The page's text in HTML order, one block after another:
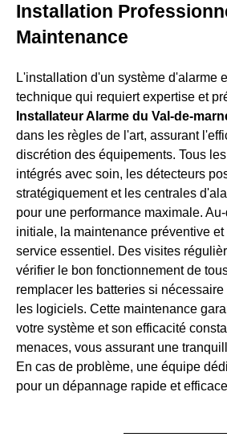
Installation
Maintenance
L'installation d'un système d'alarme
technique qui requiert expertise et
Installateur Alarme du Val-de-
dans les règles de l'art, assurant
discrétion des équipements. Tous
intégrés avec soin, les détecteurs
stratégiquement et les centrales
pour une performance maximale.
initiale, la maintenance préventive et
service essentiel. Des visites
vérifier le bon fonctionnement de
remplacer les batteries si
les logiciels. Cette maintenance
votre système et son efficacité
menaces, vous assurant une
En cas de problème, une équipe
pour un dépannage rapide et